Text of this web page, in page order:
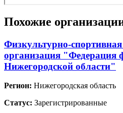
Похожие
Физкультурно-
организация "Федерация
Нижегородской области"
Регион: Нижегородская область
Статус: Зарегистрированные